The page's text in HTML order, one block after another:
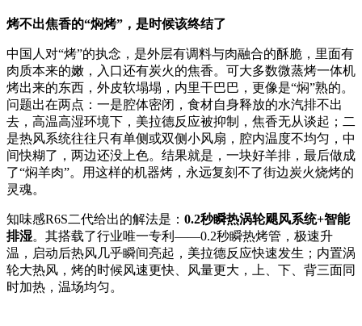
烤不出焦香的“焖烤”，是时候该终结了
中国人对“烤”的执念，是外层有调料与肉融合的酥脆，里面有
肉质本来的嫩，入口还有炭火的焦香。可大多数微蒸烤一体机
烤出来的东西，外皮软塌塌，内里干巴巴，更像是“焖”熟的。
问题出在两点：一是腔体密闭，食材自身释放的水汽排不出
去，高温高湿环境下，美拉德反应被抑制，焦香无从谈起；二
是热风系统往往只有单侧或双侧小风扇，腔内温度不均匀，中
间快糊了，两边还没上色。结果就是，一块好羊排，最后做成
了“焖羊肉”。用这样的机器烤，永远复刻不了街边炭火烧烤的
灵魂。
知味感R6S二代给出的解法是： 0.2秒瞬热涡轮飓风系统+智能
排湿。其搭载了行业唯一专利——0.2秒瞬热烤管，极速升
温，启动后热风几乎瞬间亮起，美拉德反应快速发生；内置涡
轮大热风，烤的时候风速更快、风量更大，上、下、背三面同
时加热，温场均匀。